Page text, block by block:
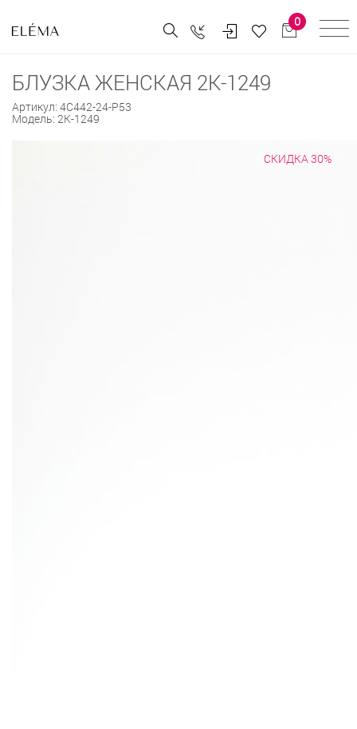
0
БЛУЗКА ЖЕНСКАЯ 2К-1249
Артикул: 4С442-24-Р53
Модель: 2К-1249
СКИДКА 30%